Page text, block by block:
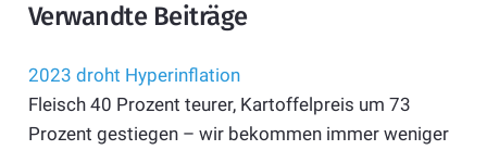
Verwandte Beiträge
2023 droht Hyperinflation
Fleisch 40 Prozent teurer, Kartoffelpreis um 73
Prozent gestiegen – wir bekommen immer weniger